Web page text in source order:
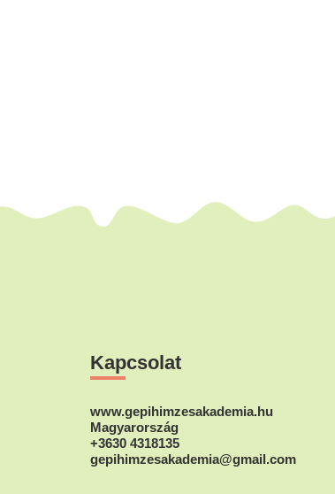
Kapcsolat
www.gepihimzesakademia.hu
Magyarország
+3630 4318135
gepihimzesakademia@gmail.com